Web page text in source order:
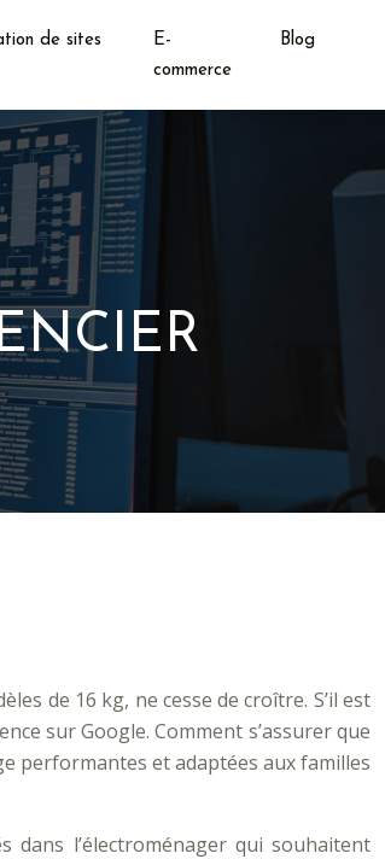
de sites
E-
commerce
Blog
de 16 kg, ne cesse de croître. S’il est
sur Google. Comment s’assurer que
performantes et adaptées aux familles
dans l’électroménager qui souhaitent